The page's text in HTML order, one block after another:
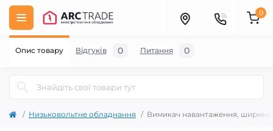
0
Низьковольтне обладнання Вимикач навантаження, ширина
Опис товару Відгуків 0 Питання 0